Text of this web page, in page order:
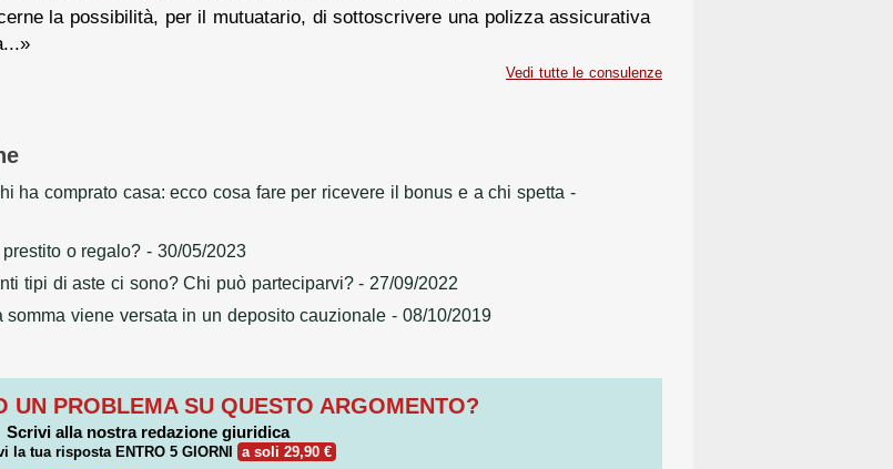
la possibilità, per il mutuatario, di sottoscrivere una polizza assicurativa
Vedi tutte le consulenze
ha comprato casa: ecco cosa fare per ricevere il bonus e a chi spetta -
o regalo? - 30/05/2023
tipi di aste ci sono? Chi può parteciparvi?- 27/09/2022
somma viene versata in un deposito cauzionale - 08/10/2019
UN PROBLEMA SU QUESTO ARGOMENTO?
Scrivi alla nostra redazione giuridica
la tua risposta ENTRO 5 GIORNI a soli 29,90 €